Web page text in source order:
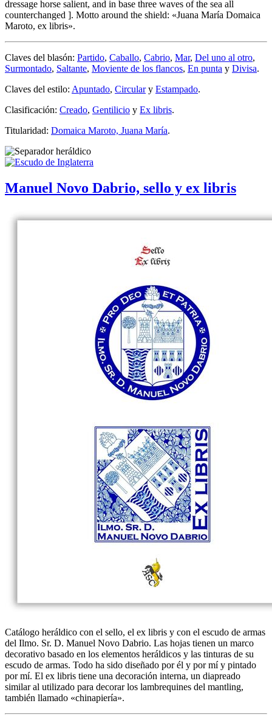
dressage horse salient, and in base three waves of the sea all
counterchanged ]. Motto around the shield: «Juana María Domaica
Maroto, ex libris».
Claves del blasón: Partido, Caballo, Cabrio, Mar, Del uno al otro,
Surmontado, Saltante, Moviente de los flancos, En punta y Divisa.
Claves del estilo: Apuntado, Circulary Estampado.
Clasificación: Creado, Gentilicio y Ex libris.
Titularidad: Domaica Maroto, Juana María.
Manuel Novo Dabrio, sello y ex libris
Catálogo heráldico con el sello, el ex libris y con el escudo de armas
del Ilmo. Sr. D. Manuel Novo Dabrio. Las hojas tienen un marco
decorativo basado en los elementos heráldicos y las tinturas de su
escudo de armas. Todo ha sido diseñado por él y por mí y pintado
por mí. El ex libris tiene una decoración interna, un diapreado
similar al utilizado para decorar los lambrequines del mantling,
también llamado «chinapiería».